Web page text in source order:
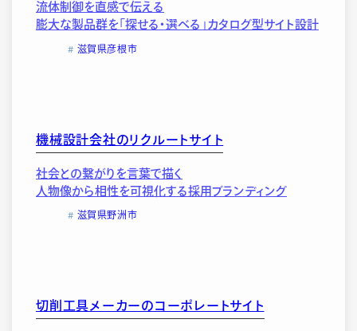
流体制御を直感で伝える
膨大な製品群を「探せる・選べる」カタログ型サイト設計
滋賀県彦根市
機械設計会社のリクルートサイト
社会との繋がりを言葉で描く
人物像から相性を可視化する採用ブランディング
滋賀県野洲市
切削工具メーカーのコーポレートサイト